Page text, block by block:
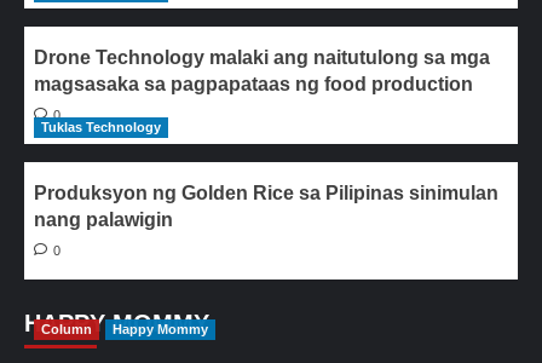
Drone Technology malaki ang naitutulong sa mga
magsasaka sa pagpapataas ng food production
0
Tuklas Technology
Produksyon ng Golden Rice sa Pilipinas sinimulan
nang palawigin
0
HAPPY MOMMY
Column Happy Mommy